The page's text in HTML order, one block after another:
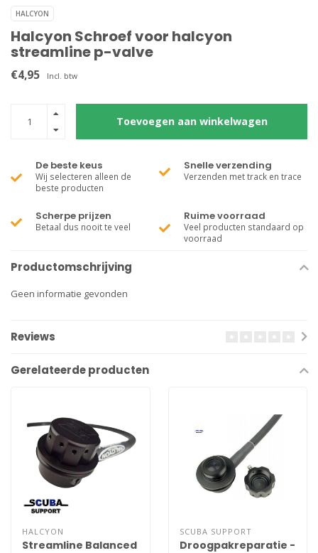
HALCYON
Halcyon Schroef voor halcyon
streamline p-valve
€4,95 Incl. btw
Toevoegen aan winkelwagen
De beste keus
Wij selecteren alleen de
beste producten
Snelle verzending
Verzenden met track en trace
Scherpe prijzen
Betaal dus nooit te veel
Ruime voorraad
Veel producten standaard op
voorraad
Productomschrijving
Geen informatie gevonden
Reviews
Gerelateerde producten
HALCYON
Streamline Balanced
SCUBA SUPPORT
Droogpakreparatie -